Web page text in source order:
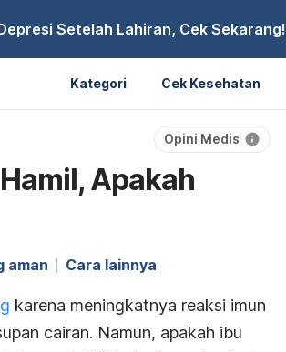
Setelah Lahiran, Cek Sekarang!
Kategori Cek Kesehatan
Opini Medis
Apakah
aman Cara lainnya
karena meningkatnya reaksi imun
cairan. Namun, apakah ibu